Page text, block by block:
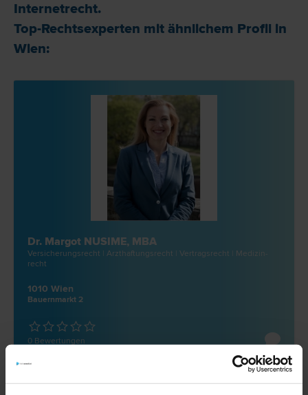
Internet­recht.
Top-Rechtsexperten mit ähnlichem Profil in
Wien:
Dr. Margot NUSIME, MBA
Versicherungs­recht | Arzthaftungs­recht | Vertrags­recht | Medizin­
recht
1010 Wien
Bauernmarkt 2
0 Bewertungen